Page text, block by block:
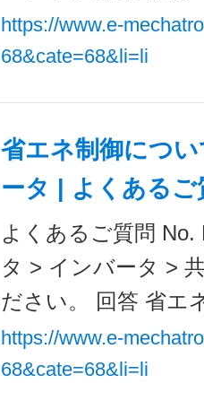
https://www.e-
68&cate=68&li=li
省エネ制御につ
ータ | よくある
よくあるご質問
タ > インバータ >
ださい。 回答 省エ
https://www.e-
68&cate=68&li=li